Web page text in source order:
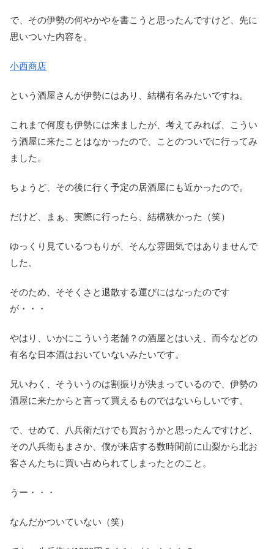
で、その伊勢の何やかやを書こうと思ったんですけど、先に
思いついた内容を。
小西商店
という酒屋さんが伊勢にはあり、結構有名みたいですね。
これまで何度も伊勢には来ましたが、考えてみれば、こうい
う酒屋に来たことはなかったので、ことのついでに行ってみ
ました。
ちょうど、その後に行く予定の居酒屋にも近かったので。
だけど、まぁ、実際に行ったら、結構狭かった（笑）
ゆっくり見ているつもりが、そんな雰囲気ではありませんで
した。
そのため、そそくさと退散する運びにはなったのです
が・・・
やはり、いかにこういう老舗？の酒屋とはいえ、而今などの
有名な日本酒はおいていないみたいです。
兄いわく、そういうのは割振りが決まっているので、伊勢の
酒屋に来たからと言って買えるものではないらしいです。
で、せめて、八兵衛だけでも買おうかと思ったんですけど、
その八兵衛もまさか、僕が来店する数時間前に山梨から北お
客さんたちに買い占められてしまったとのこと。
うー・・・
なんだかついていない（笑）